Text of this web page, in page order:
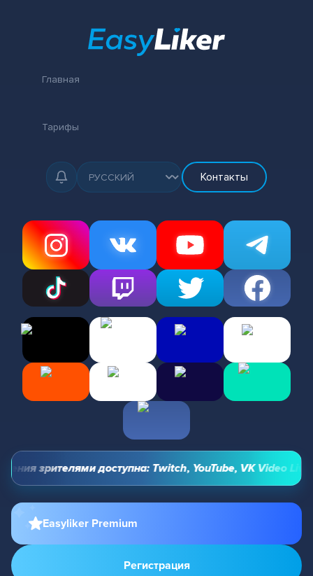
Главная
Тарифы
Контакты
зрителями доступна: Twitch, YouTube, VK Video Live и
Easyliker Premium
Регистрация